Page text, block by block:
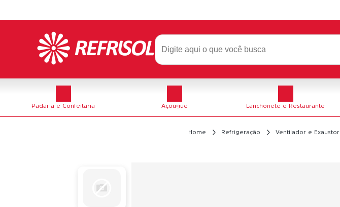
Padaria e Confeitaria Açougue Lanchonete e Restaurante
Home Refrigeração Ventilador e Exaustor